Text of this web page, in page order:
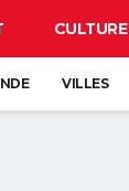
CULTURE
VILLES